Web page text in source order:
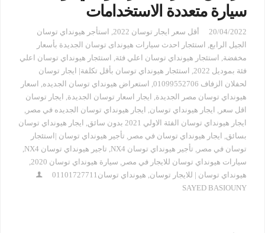
سيارة متعددة الاستخدامات
20/04/2022 أقل سعر ايجار توسان 2022
استأجر هيونداي توسان
الجيل الرابع
استئجار احدث سيارات هيونداى توسان الجديدة بأسعار
مخفضة
استئجار هيونداي توسان اعلي فئة
استئجار هيونداي توسان اعلي
فئة بموديل 2022
استئجار هيونداي توسان بأقل تكلفة| ايجار توسان
لحفلان الزفاف 01099552706
استعراض هيونداي توسان الجديده
اسعار
هيونداي توسان مصر الجديدة
ايجار اسعار توسان الجديدة
ايجار توسان
اقل سعر
ايجار هيونداي توسان ايجار هيونداي توسان الجديده في مصر
ايجار هيونداي توسان الفئة الاولي 2021 بدون سائق
ايجار هيونداي توسان
بسائق
ايجار هيونداي توسان في مصر
تأجير هيونداي توسان |استئجار
توسان في مصر
تأجير هيونداي توسان NX4 تاجير هيونداي توسان NX4
سيارات هيونداي توسان للايجار في مصر
سيارة هيونداي توسان 2020
هيونداي توسان | للايجار توسان هيونداي توسان01101727711
SAYED BASIOUNY